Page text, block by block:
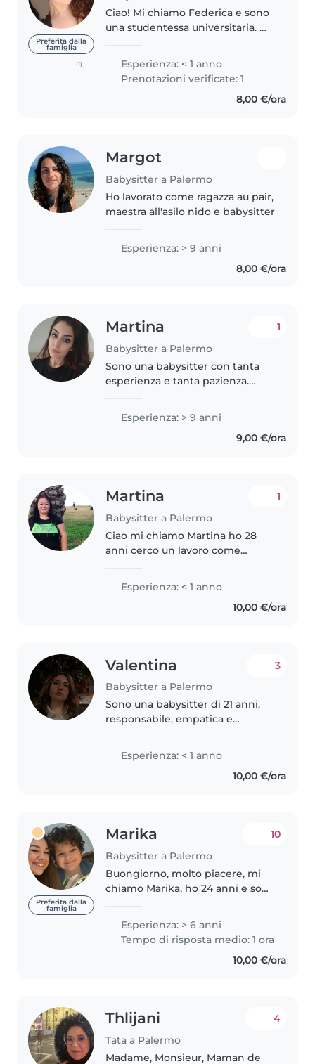
Preferita dalla
famiglia
(1)
Ciao! Mi chiamo Federica e sono
una studentessa universitaria. Mi
bambini e prendermi cura di
loro. Trovo bello poter aiutarli a
crescere e a sentirsi bene. Sono..
Esperienza: < 1 anno
Prenotazioni verificate: 1
8,00 €/ora
Margot
Babysitter a Palermo
Ho lavorato come ragazza au pair,
maestra all'asilo nido e babysitter
Esperienza: > 9 anni
8,00 €/ora
Martina
Babysitter a Palermo
1
Sono una babysitter con tanta
esperienza e tanta pazienza.
Sono amorevole e gentile. Ho
esperienza nel settore, ed ho
curato un bimbo dai 10 mesi fino
Esperienza: > 9 anni
9,00 €/ora
Martina
Babysitter a Palermo
1
Ciao mi chiamo Martina ho 28
anni cerco un lavoro come
loro dare da mangiare e farlo
magari uscire un po'..Se siete
Esperienza: < 1 anno
10,00 €/ora
Valentina
Babysitter a Palermo
3
Sono una babysitter di 21 anni,
responsabile, empatica e
bambini di tutte le età, dai
prescolari ai teenagers. Sono
attualmente in formazione per le
Esperienza: < 1 anno
10,00 €/ora
Preferita dalla
famiglia
Marika
Babysitter a Palermo
10
Buongiorno, molto piacere, mi
chiamo Marika, ho 24 anni e sono
2018 mi occupo del la cura e
assistenza per i più piccoli. Le
mie esperienze fanno
Esperienza: > 6 anni
Tempo di risposta medio: 1 ora
10,00 €/ora
Thlijani
Tata a Palermo
4
Madame, Monsieur, Maman de